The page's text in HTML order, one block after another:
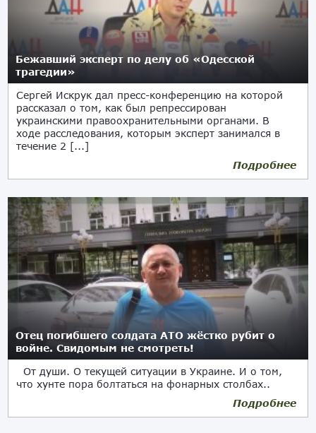
Бежавший эксперт по делу об «Одесской
трагедии»
Сергей Искрук дал пресс-конференцию на которой
рассказал о том, как был репрессирован
украинскими правоохранительными органами. В
ходе расследования, которым эксперт занимался в
течение 2 [...]
Подробнее
Отец погибшего солдата АТО жёстко рубит о
войне. Свидомым не смотреть!
От души. О текущей ситуации в Украине. И о том,
что хунте пора болтаться на фонарных столбах..
Подробнее